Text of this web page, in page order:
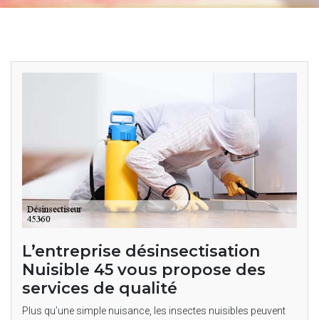
L’entreprise désinsectisation
Nuisible 45 vous propose des
services de qualité
Plus qu’une simple nuisance, les insectes nuisibles peuvent